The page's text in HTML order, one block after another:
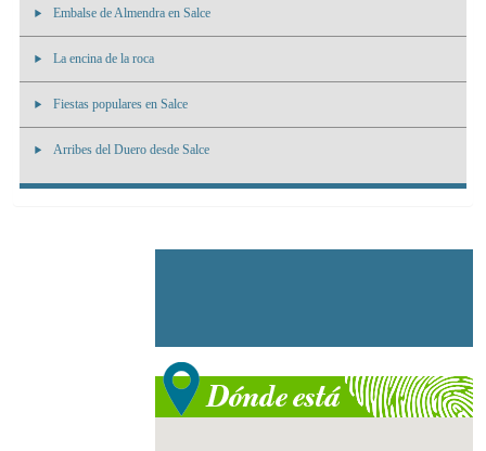
Embalse de Almendra en Salce
La encina de la roca
Fiestas populares en Salce
Arribes del Duero desde Salce